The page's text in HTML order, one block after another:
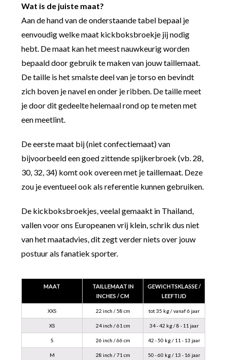
Wat is de juiste maat?
Aan de hand van de onderstaande tabel bepaal je
eenvoudig welke maat kickboksbroekje jij nodig
hebt. De maat kan het meest nauwkeurig worden
bepaald door gebruik te maken van jouw taillemaat.
De taille is het smalste deel van je torso en bevindt
zich boven je navel en onder je ribben. De taille meet
je door dit gedeelte helemaal rond op te meten met
een meetlint.
De eerste maat bij (niet confectiemaat) van
bijvoorbeeld een goed zittende spijkerbroek (vb. 28,
30, 32, 34) komt ook overeen met je taillemaat. Deze
zou je eventueel ook als referentie kunnen gebruiken.
De kickboksbroekjes, veelal gemaakt in Thailand,
vallen voor ons Europeanen vrij klein, schrik dus niet
van het maatadvies, dit zegt verder niets over jouw
postuur als fanatiek sporter.
MAAT
TAILLEMAAT IN
INCHES / CM
GEWICHTSKLASSE /
LEEFTIJD
XXS 22 inch / 58 cm tot 35 kg / vanaf 6 jaar
XS 24 inch / 61 cm 34 - 42 kg / 8 - 11 jaar
S 26 inch / 66 cm 42 - 50 kg / 11 - 13 jaar
M 28 inch / 71 cm 50 - 60 kg / 13 - 16 jaar